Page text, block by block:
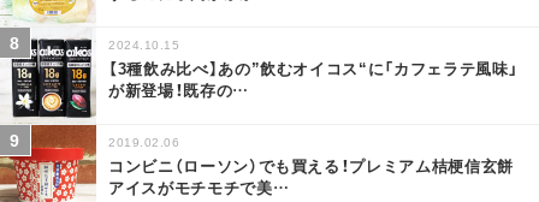
2024.10.15
【3種飲み比べ】あの”飲むオイコス“に「カフェラテ風味」
が新登場！既存の…
2019.02.06
コンビニ（ローソン）でも買える！プレミアム桔梗信玄餅
アイスがモチモチで美…